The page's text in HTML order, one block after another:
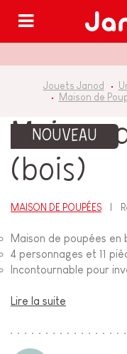
Jouets Janod
Maison de
NOUVEAU
Maison
(bois)
MAISON DE POUPÉES
Maison de poupées en
4 personnages et 11
Incontournable pour
Lire la suite